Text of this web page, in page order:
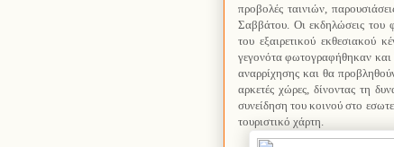
προβολές ταινιών,
Σαββάτου. Οι εκδηλώσεις του
του εξαιρετικού εκθεσιακού
γεγονότα φωτογραφήθηκαν
αναρρίχησης και θα
αρκετές χώρες, δίνοντας τη
συνείδηση του κοινού στο
τουριστικό χάρτη.